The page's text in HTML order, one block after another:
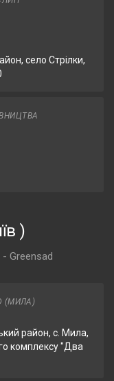
село Стрілки,
)
Greensad
(МИЛА)
район, с. Мила,
комплексу "Два